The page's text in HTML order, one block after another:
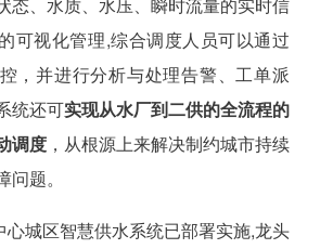
可视化管理,综合调度人员可以通过
，并进行分析与处理告警、工单派
统还可实现从水厂到二供的全流程的
调度 ，从根源上来解决制约城市持续
题。
心城区智慧供水系统已部署实施,龙头